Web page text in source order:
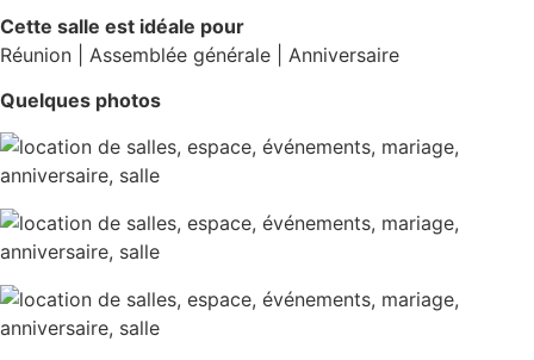
Cette salle est idéale pour
Réunion | Assemblée générale | Anniversaire
Quelques photos